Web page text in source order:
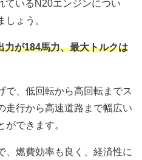
ているN20エンジンについ
ょう。
力が184馬力、最大トルクは
で、低回転から高回転までス
走行から高速道路まで幅広い
ができます。
、燃費効率も良く、経済性に